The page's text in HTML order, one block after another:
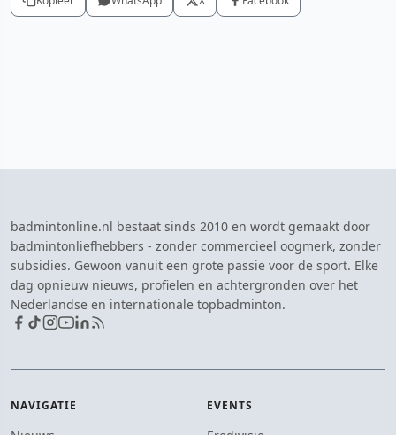
badmintonline.nl bestaat sinds 2010 en wordt gemaakt door
badmintonliefhebbers - zonder commercieel oogmerk, zonder
subsidies. Gewoon vanuit een grote passie voor de sport. Elke
dag opnieuw nieuws, profielen en achtergronden over het
Nederlandse en internationale topbadminton.
NAVIGATIE EVENTS